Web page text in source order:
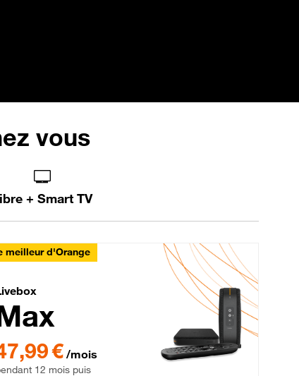
vous
+ Smart TV
12 mois
meilleur d'Orange
Max Fibre
47,99 € par mois pendant 12 mois puis 57,99 € par mois,
€/mois
12 mois puis